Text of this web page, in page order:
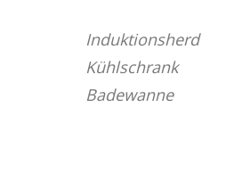
Induktionsherd
Kühlschrank
Badewanne